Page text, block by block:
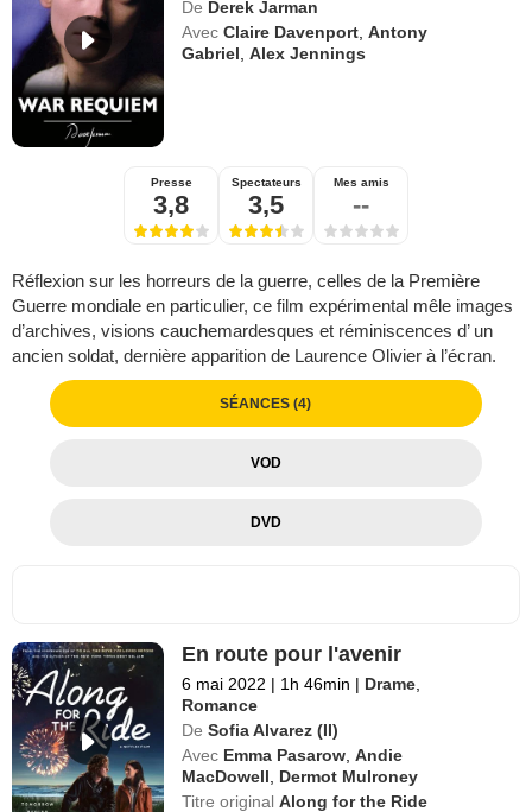
De Derek Jarman
Avec Claire Davenport ,Antony
Gabriel ,Alex Jennings
Presse
3,8
Spectateurs
3,5
Mes amis
--
Réflexion sur les horreurs de la guerre, celles de la Première
Guerre mondiale en particulier, ce film expérimental mêle images
d’archives, visions cauchemardesques et réminiscences d’ un
ancien soldat, dernière apparition de Laurence Olivier à l’écran.
SÉANCES (4)
VOD
DVD
En route pour l'avenir
6 mai 2022 | 1h 46min | Drame
Romance
De Sofia Alvarez (II)
Avec Emma Pasarow ,Andie
MacDowell
Dermot Mulroney
Titre originalAlong for the Ride